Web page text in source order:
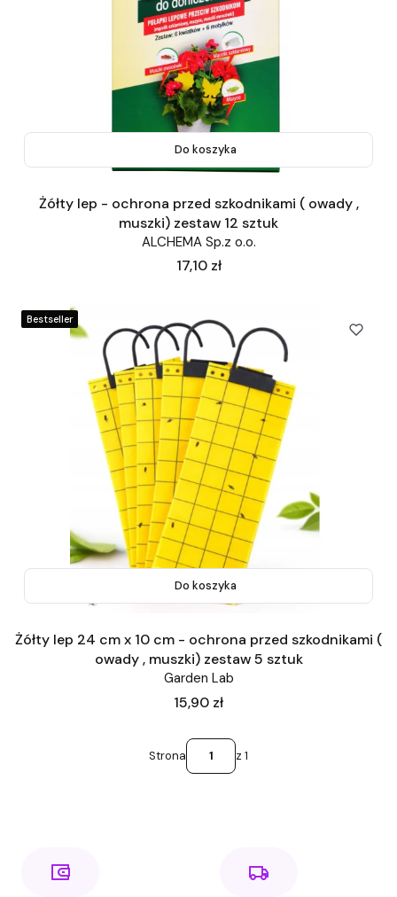
Do koszyka
Żółty lep - ochrona przed szkodnikami ( owady ,
muszki) zestaw 12 sztuk
ALCHEMA Sp.z o.o.
Cena
17,10 zł
Bestseller
Do koszyka
Żółty lep 24 cm x 10 cm - ochrona przed szkodnikami (
owady , muszki) zestaw 5 sztuk
Garden Lab
Cena
15,90 zł
Strona z 1